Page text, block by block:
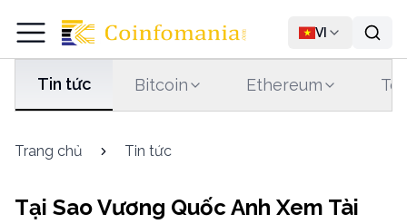
VI
Tin tức Bitcoin Ethereum
Trang chủ Tin tức
Tại Sao Vương Quốc Anh Xem Tài